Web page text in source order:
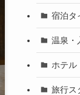
宿泊タ
温泉・
ホテル
旅行ス